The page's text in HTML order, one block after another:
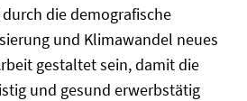
die demografische
und Klimawandel neues
gestaltet sein, damit die
und gesund erwerbstätig